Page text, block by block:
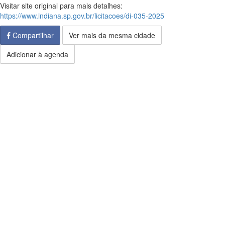
Visitar site original para mais detalhes:
https://www.indiana.sp.gov.br/licitacoes/di-035-2025
Compartilhar
Ver mais da mesma cidade
Adicionar à agenda